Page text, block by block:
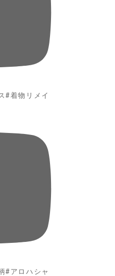
#着物リメイ
#アロハシャ